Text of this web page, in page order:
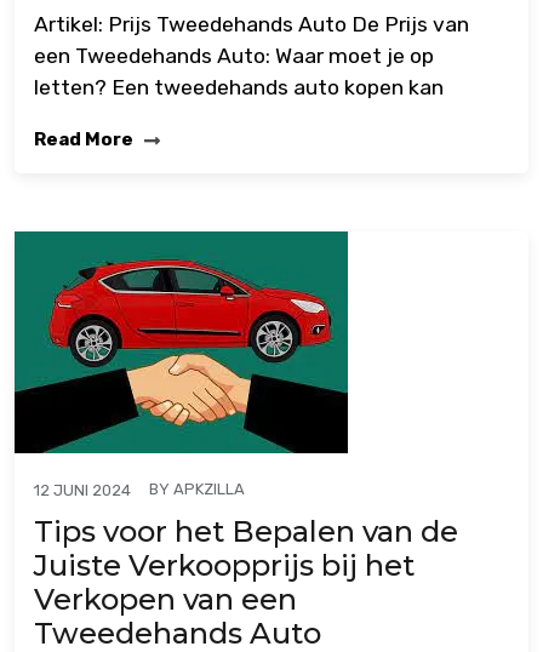
Artikel: Prijs Tweedehands Auto De Prijs van
een Tweedehands Auto: Waar moet je op
letten? Een tweedehands auto kopen kan
Read More
12 JUNI 2024 BY APKZILLA
Tips voor het Bepalen van de
Juiste Verkoopprijs bij het
Verkopen van een
Tweedehands Auto